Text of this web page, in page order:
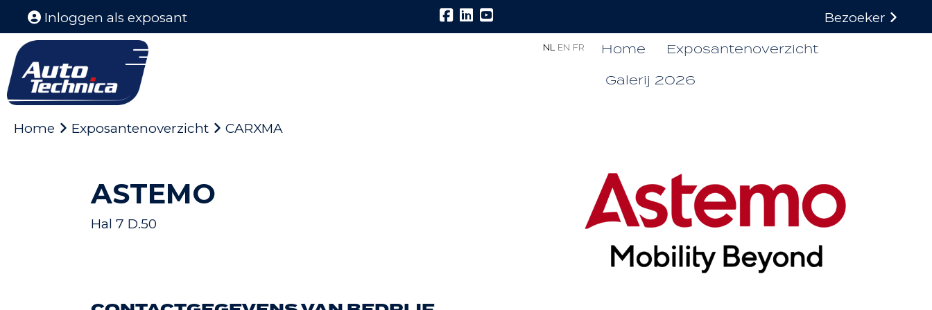
Inloggen als exposant Bezoeker
NL EN FR Home
Exposantenoverzicht
Galerij 2026
Home Exposantenoverzicht CARXMA
ASTEMO
Hal 7 D.50